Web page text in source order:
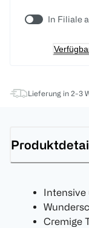
In Filiale
Lieferung in 2-3
Intensive
Cremige